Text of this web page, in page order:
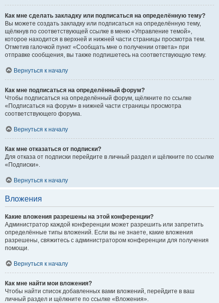
Как мне сделать закладку или подписаться на определённую тему?
Вы можете создать закладку или подписаться на определённую тему,
щёлкнув по соответствующей ссылке в меню «Управление темой»,
которое находится в верхней и нижней части страницы просмотра тем.
Отметив галочкой пункт «Сообщать мне о получении ответа» при
отправке сообщения, вы также подпишетесь на соответствующую тему.
Вернуться к началу
Как мне подписаться на определённый форум?
Чтобы подписаться на определённый форум, щёлкните по ссылке
«Подписаться на форум» в нижней части страницы просмотра
соответствующего форума.
Вернуться к началу
Как мне отказаться от подписки?
Для отказа от подписки перейдите в личный раздел и щёлкните по ссылке
«Подписки».
Вернуться к началу
Вложения
Какие вложения разрешены на этой конференции?
Администратор каждой конференции может разрешить или запретить
определённые типы вложений. Если вы не знаете, какие вложения
разрешены, свяжитесь с администратором конференции для получения
помощи.
Вернуться к началу
Как мне найти мои вложения?
Чтобы найти список добавленных вами вложений, перейдите в ваш
личный раздел и щёлкните по ссылке «Вложения».